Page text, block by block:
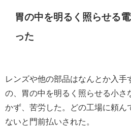
胃の中を明るく照らせる
った
レンズや他の部品はなんとか入手
の、胃の中を明るく照らせる小さ
かず、苦労した。どの工場に頼ん
ないと門前払いされた。